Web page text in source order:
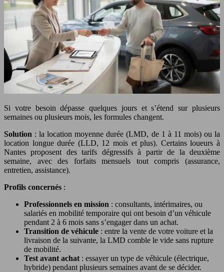
Si votre besoin dépasse quelques jours et s’étend sur plusieurs
semaines ou plusieurs mois, les formules changent.
Solution : la location moyenne durée (LMD, de 1 à 11 mois) ou la
location longue durée (LLD, 12 mois et plus). Certains loueurs à
Nantes proposent des tarifs dégressifs à partir de la deuxième
semaine, avec des forfaits mensuels tout compris (assurance,
entretien, assistance).
Profils concernés :
Professionnels en mission : consultants, intérimaires, ou
salariés en mobilité temporaire qui ont besoin d’un véhicule
pendant 2 à 6 mois sans s’engager dans un achat.
Transition de véhicule : entre la vente de votre voiture et la
livraison de la suivante, la LMD comble le vide sans rupture
de mobilité.
Test avant achat : essayer un type de véhicule (électrique,
hybride) pendant plusieurs semaines avant de se décider.